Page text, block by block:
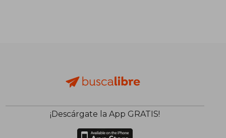
¡Descárgate la App GRATIS!